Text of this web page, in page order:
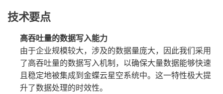
技术要点
高吞吐量的数据写入能力
由于企业规模较大，涉及的数据量庞大，因此我们采用
了高吞吐量的数据写入机制，以确保大量数据能够快速
且稳定地被集成到金蝶云星空系统中。这一特性极大提
升了数据处理的时效性。